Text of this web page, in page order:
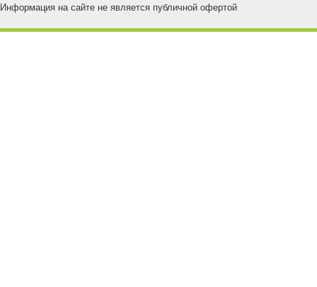
Информация на сайте не является публичной офертой